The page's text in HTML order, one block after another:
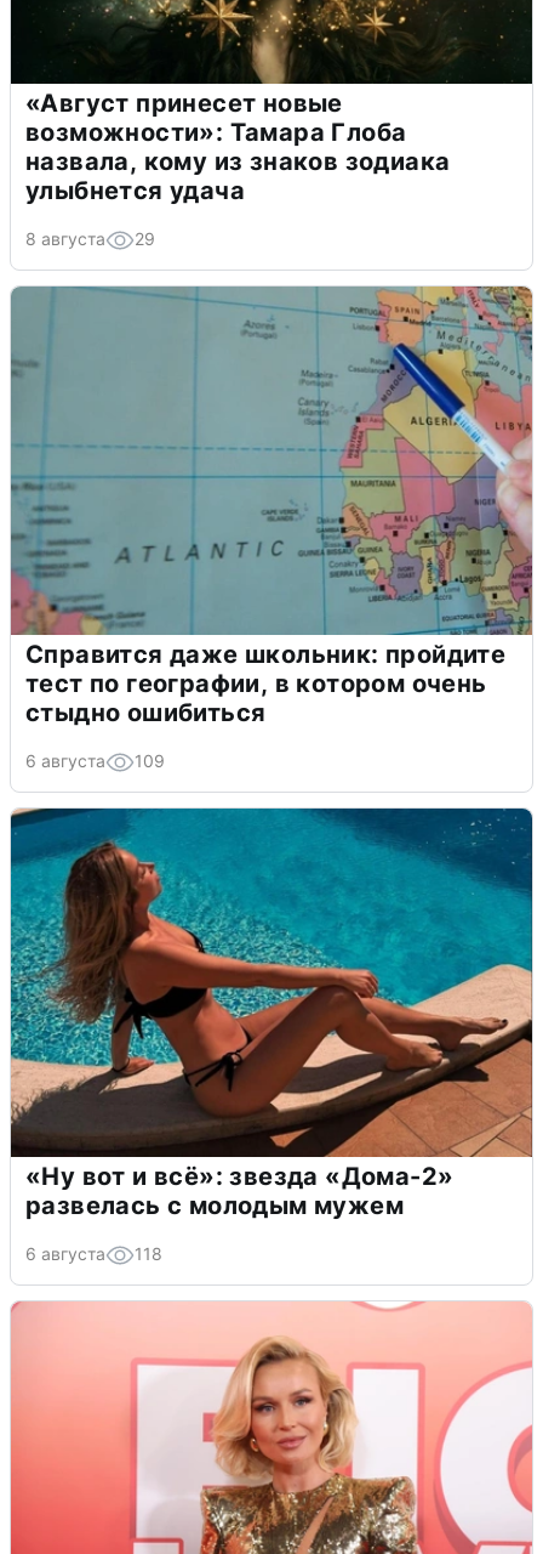
«Август принесет новые
возможности»: Тамара Глоба
назвала, кому из знаков зодиака
улыбнется удача
8 августа 29
Справится даже школьник: пройдите
тест по географии, в котором очень
стыдно ошибиться
6 августа 109
«Ну вот и всё»: звезда «Дома-2»
развелась с молодым мужем
6 августа 118